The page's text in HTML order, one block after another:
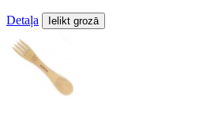
Detaļa Ielikt grozā